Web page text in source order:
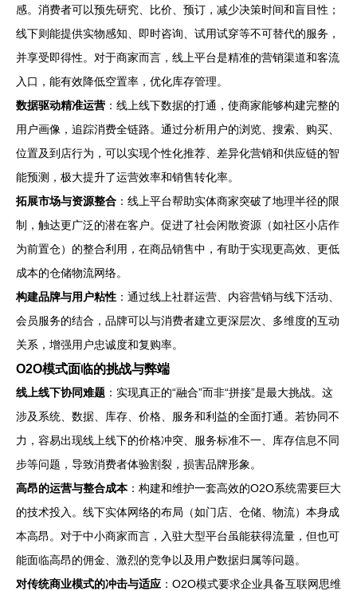
感。消费者可以预先研究、比价、预订，减少决策时间和盲目性；
线下则能提供实物感知、即时咨询、试用试穿等不可替代的服务，
并享受即得性。对于商家而言，线上平台是精准的营销渠道和客流
入口，能有效降低空置率，优化库存管理。
数据驱动精准运营 ：线上线下数据的打通，使商家能够构建完整的
用户画像，追踪消费全链路。通过分析用户的浏览、搜索、购买、
位置及到店行为，可以实现个性化推荐、差异化营销和供应链的智
能预测，极大提升了运营效率和销售转化率。
拓展市场与资源整合 ：线上平台帮助实体商家突破了地理半径的限
制，触达更广泛的潜在客户。促进了社会闲散资源（如社区小店作
为前置仓）的整合利用，在商品销售中，有助于实现更高效、更低
成本的仓储物流网络。
构建品牌与用户粘性 ：通过线上社群运营、内容营销与线下活动、
会员服务的结合，品牌可以与消费者建立更深层次、多维度的互动
关系，增强用户忠诚度和复购率。
O2O模式面临的挑战与弊端
线上线下协同难题 ：实现真正的“融合”而非“拼接”是最大挑战。这
涉及系统、数据、库存、价格、服务和利益的全面打通。若协同不
力，容易出现线上线下的价格冲突、服务标准不一、库存信息不同
步等问题，导致消费者体验割裂，损害品牌形象。
高昂的运营与整合成本：构建和维护一套高效的O2O系统需要巨大
的技术投入。线下实体网络的布局（如门店、仓储、物流）本身成
本高昂。对于中小商家而言，入驻大型平台虽能获得流量，但也可
能面临高昂的佣金、激烈的竞争以及用户数据归属等问题。
对传统商业模式的冲击与适应 ：O2O模式要求企业具备互联网思维